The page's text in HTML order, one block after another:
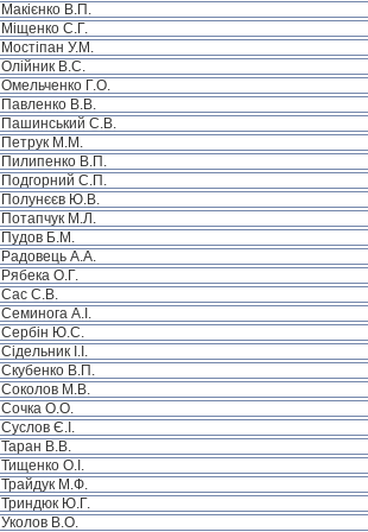
Макієнко В.П.
Міщенко С.Г.
Мостіпан У.М.
Олійник В.С.
Омельченко Г.О.
Павленко В.В.
Пашинський С.В.
Петрук М.М.
Пилипенко В.П.
Подгорний С.П.
Полунєєв Ю.В.
Потапчук М.Л.
Пудов Б.М.
Радовець А.А.
Рябека О.Г.
Сас С.В.
Семинога А.І.
Сербін Ю.С.
Сідельник І.І.
Скубенко В.П.
Соколов М.В.
Сочка О.О.
Суслов Є.І.
Таран В.В.
Тищенко О.І.
Трайдук М.Ф.
Триндюк Ю.Г.
Уколов В.О.